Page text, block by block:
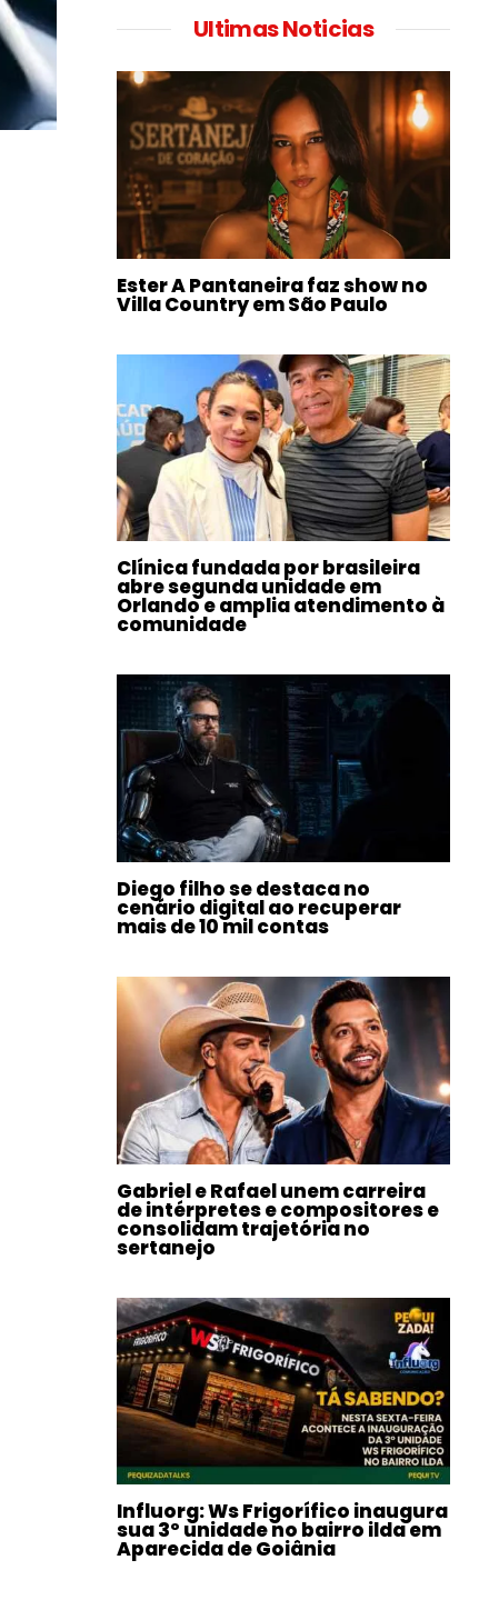
Ultimas Noticias
Ester A Pantaneira faz show no
Villa Country em São Paulo
Clínica fundada por brasileira
abre segunda unidade em
Orlando e amplia atendimento à
comunidade
Diego filho se destaca no
cenário digital ao recuperar
mais de 10 mil contas
Gabriel e Rafael unem carreira
de intérpretes e compositores e
consolidam trajetória no
sertanejo
Influorg: Ws Frigorífico inaugura
sua 3º unidade no bairro ilda em
Aparecida de Goiânia